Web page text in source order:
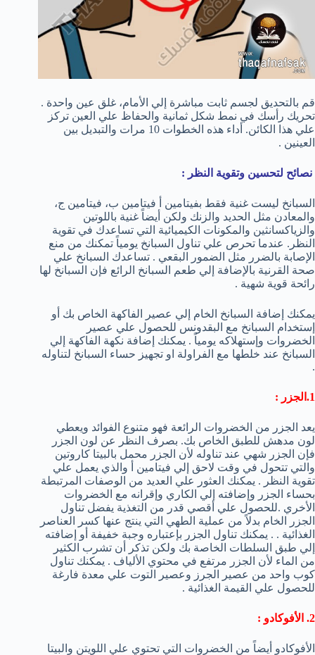
قم بالتحديق لجسم ثابت مباشرة إلي الأمام، غلق عين واحدة .
تحريك رأسك في نمط شكل ثمانية والحفاظ علي العين تركز
علي هذا الكائن. أداء هذه الخطوات 10 مرات والتبديل بين
العينين .
نصائح لتحسين وتقوية النظر :
السبانخ ليست غنية فقط بفيتامين أ فيتامين ب، فيتامين ج،
والمعادن مثل الحديد والزنك ولكن أيضاً غنية باللوتين
والزياكسانثين والمكونات الكيميائية التي تساعدك في تقوية
النظر. عندما تحرص علي تناول السبانخ يومياً تمكنك من منع
الإصابة بالضرر مثل الضمور البقعي . تساعدك السبانخ علي
صحة القرنية بالإضافة إلي طعم السبانخ الرائع فإن السبانخ لها
رائحة قوية شهية .
يمكنك إضافة السبانخ الخام إلي عصير الفاكهة الخاص بك أو
إستخدام السبانخ مع البقدونس للحصول علي عصير
الخضروات وإستهلاكه يومياً . يمكنك إضافة نكهة الفاكهة إلي
السبانخ عند خلطها مع الفراولة او تجهيز حساء السبانخ لتناوله
.
1.الجزر :
يعد الجزر من الخضروات الرائعة فهو متنوع الفوائد ويعطي
لون مدهش للطبق الخاص بك. بصرف النظر عن لون الجزر
فإن الجزر شهي عند تناوله لأن الجزر محمل بالبيتا كاروتين
والتي تتحول في وقت لاحق إلي فيتامين أ والذي يعمل علي
تقوية النظر . يمكنك العثور علي العديد من الوصفات المرتبطة
بحساء الجزر وإضافته إلي الكاري وإقرانه مع الخضروات
الأخري .للحصول علي أقصي قدر من التغذية يفضل تناول
الجزر الخام بدلاً من عملية الطهي التي ينتج عنها كسر العناصر
الغذائية . . يمكنك تناول الجزر بإعتباره وجبة خفيفة أو إضافته
إلي طبق السلطات الخاصة بك ولكن تذكر أن تشرب الكثير
من الماء لأن الجزر مرتفع في محتوي الألياف . يمكنك تناول
كوب واحد من عصير الجرز وعصير التوت علي معدة فارغة
للحصول علي القيمة الغذائية .
2. الأفوكادو :
الأفوكادو أيضاً من الخضروات التي تحتوي علي اللويتن والبيتا